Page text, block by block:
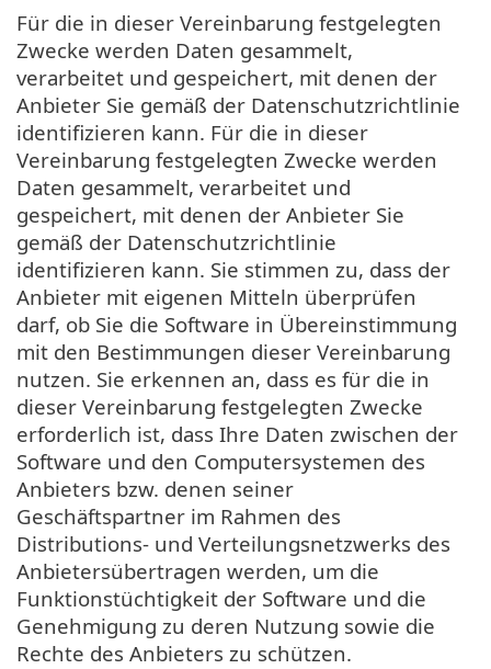
Für die in dieser Vereinbarung festgelegten
Zwecke werden Daten gesammelt,
verarbeitet und gespeichert, mit denen der
Anbieter Sie gemäß der Datenschutzrichtlinie
identifizieren kann. Für die in dieser
Vereinbarung festgelegten Zwecke werden
Daten gesammelt, verarbeitet und
gespeichert, mit denen der Anbieter Sie
gemäß der Datenschutzrichtlinie
identifizieren kann. Sie stimmen zu, dass der
Anbieter mit eigenen Mitteln überprüfen
darf, ob Sie die Software in Übereinstimmung
mit den Bestimmungen dieser Vereinbarung
nutzen. Sie erkennen an, dass es für die in
dieser Vereinbarung festgelegten Zwecke
erforderlich ist, dass Ihre Daten zwischen der
Software und den Computersystemen des
Anbieters bzw. denen seiner
Geschäftspartner im Rahmen des
Distributions- und Verteilungsnetzwerks des
Anbietersübertragen werden, um die
Funktionstüchtigkeit der Software und die
Genehmigung zu deren Nutzung sowie die
Rechte des Anbieters zu schützen.